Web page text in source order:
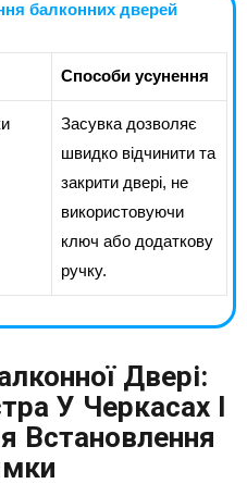
балконних дверей
Способи усунення
Засувка дозволяє
швидко відчинити та
закрити двері, не
використовуючи
ключ або додаткову
ручку.
Двері:
У Черкасах І
Встановлення